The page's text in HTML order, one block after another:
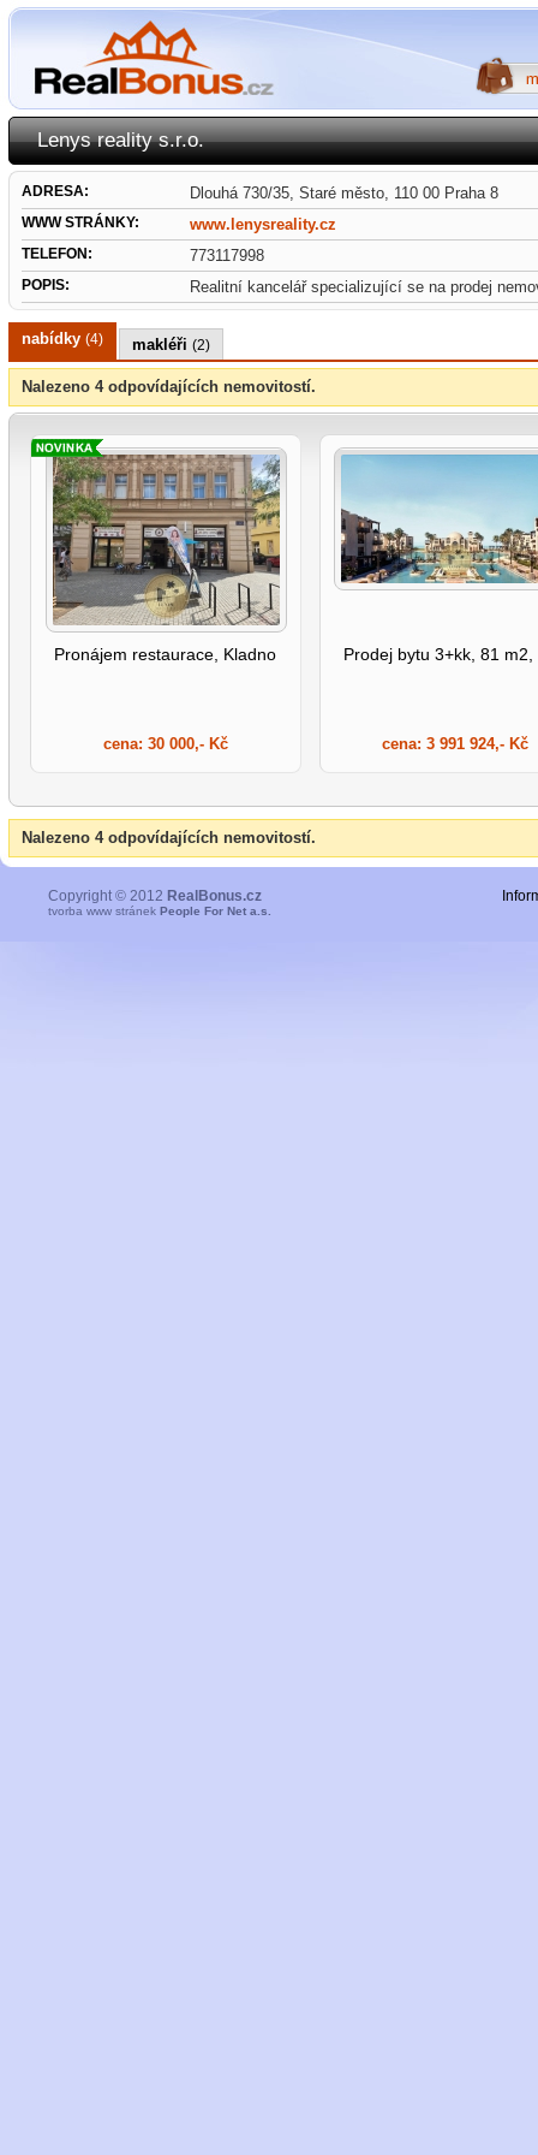
Lenys reality s.r.o.
ADRESA: Dlouhá 730/35, Staré město, 110 00 Praha 8
WWW STRÁNKY: www.lenysreality.cz
TELEFON: 773117998
POPIS: Realitní kancelář specializující se na prodej
nabídky (4) makléři (2)
Nalezeno 4 odpovídajících nemovitostí.
Pronájem restaurace, Kladno
cena: 30 000,- Kč
Prodej bytu 3+kk, 81 m2,
cena: 3 991 924,- Kč
Nalezeno 4 odpovídajících nemovitostí.
Copyright © 2012 RealBonus.cz
tvorba www stránek People For Net a.s.